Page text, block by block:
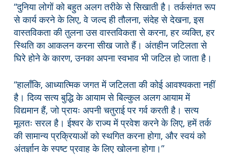
“दुनिया लोगों को बहुत अलग तरीके से सिखाती है। तर्कसंगत रूप
से कार्य करने के लिए, वे जल्द ही तौलना, संदेह से देखना, इस
वास्तविकता की तुलना उस वास्तविकता से करना, हर व्यक्ति, हर
स्थिति का आकलन करना सीख जाते हैं। अंतहीन जटिलता से
घिरे होने के कारण, उनका अपना स्वभाव भी जटिल हो जाता है।
“हालाँकि, आध्यात्मिक जगत में जटिलता की कोई आवश्यकता नहीं
है। दिव्य सत्य बुद्धि के आयाम से बिल्कुल अलग आयाम में
विद्यमान हैं, जो प्रायः अपनी चतुराई पर गर्व करती है। सत्य
मूलतः सरल है। ईश्वर के राज्य में प्रवेश करने के लिए, हमें तर्क
की सामान्य प्रक्रियाओं को स्थगित करना होगा, और स्वयं को
अंतर्ज्ञान के स्पष्ट प्रवाह के लिए खोलना होगा।”